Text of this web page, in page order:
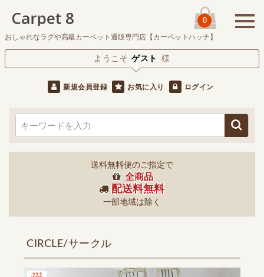
おしゃれなラグや高級カーペット通販専門店【カーペットハッチ】
0
ようこそ ゲスト 様
新規会員登録 お気に入り ログイン
送料無料便のご指定で
全商品
配送料無料
一部地域は除く
CIRCLE/サークル